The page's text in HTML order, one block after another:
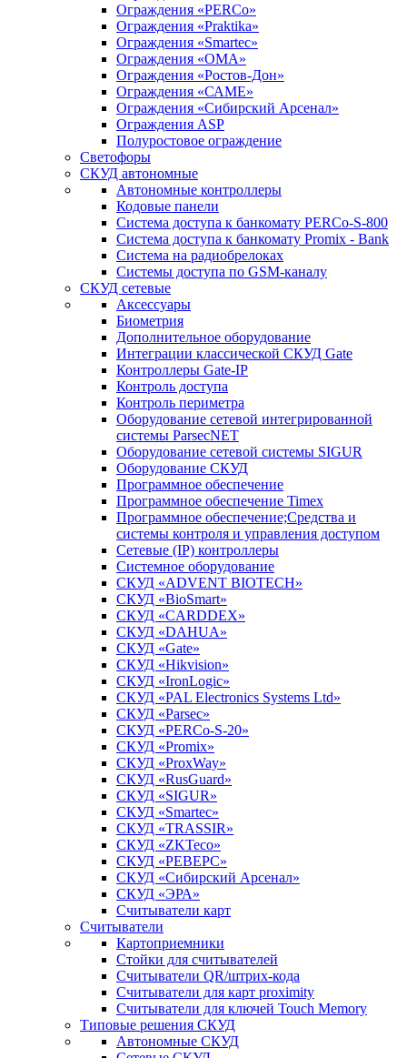
Ограждения «PERCo»
Ограждения «Praktika»
Ограждения «Smartec»
Ограждения «ОМА»
Ограждения «Ростов-Дон»
Ограждения «САМЕ»
Ограждения «Сибирский Арсенал»
Ограждения ASP
Полуростовое ограждение
Светофоры
СКУД автономные
Автономные контроллеры
Кодовые панели
Система доступа к банкомату PERCo-S-800
Система доступа к банкомату Promix - Bank
Система на радиобрелоках
Системы доступа по GSM-каналу
СКУД сетевые
Аксессуары
Биометрия
Дополнительное оборудование
Интеграции классической СКУД Gate
Контроллеры Gate-IP
Контроль доступа
Контроль периметра
Оборудование сетевой интегрированной
системы ParsecNET
Оборудование сетевой системы SIGUR
Оборудование СКУД
Программное обеспечение
Программное обеспечение Timex
Программное обеспечение;Средства и
системы контроля и управления доступом
Сетевые (IP) контроллеры
Системное оборудование
СКУД «ADVENT BIOTECH»
СКУД «BioSmart»
СКУД «CARDDEX»
СКУД «DAHUA»
СКУД «Gate»
СКУД «Hikvision»
СКУД «IronLogic»
СКУД «PAL Electronics Systems Ltd»
СКУД «Parsec»
СКУД «PERCo-S-20»
СКУД «Promix»
СКУД «ProxWay»
СКУД «RusGuard»
СКУД «SIGUR»
СКУД «Smartec»
СКУД «TRASSIR»
СКУД «ZKTeco»
СКУД «РЕВЕРС»
СКУД «Сибирский Арсенал»
СКУД «ЭРА»
Считыватели карт
Считыватели
Картоприемники
Стойки для считывателей
Считыватели QR/штрих-кода
Считыватели для карт proximity
Считыватели для ключей Touch Memory
Типовые решения СКУД
Автономные СКУД